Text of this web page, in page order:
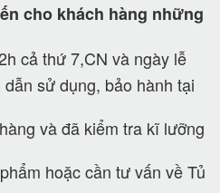
cho khách hàng những
cả thứ 7,CN và ngày lễ
sử dụng, bảo hành tại
và đã kiểm tra kĩ lưỡng
hoặc cần tư vấn về Tủ